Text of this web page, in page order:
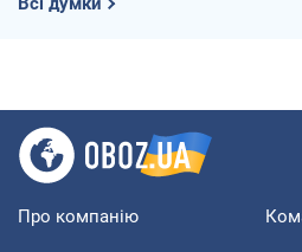
Про компанію